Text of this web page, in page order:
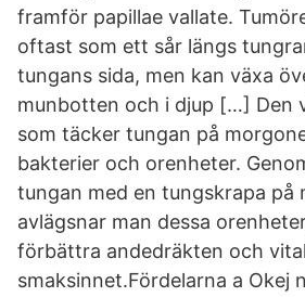
framför papillae vallate.
oftast som ett sår längs
tungans sida, men kan växa
munbotten och i djup […] Den
som täcker tungan på
bakterier och orenheter.
tungan med en tungskrapa på
avlägsnar man dessa
förbättra andedräkten och
smaksinnet.Fördelarna a Okej